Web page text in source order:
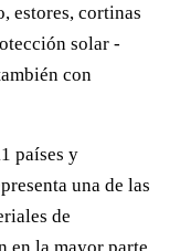
estores, cortinas
solar -
con
países y
una de las
de